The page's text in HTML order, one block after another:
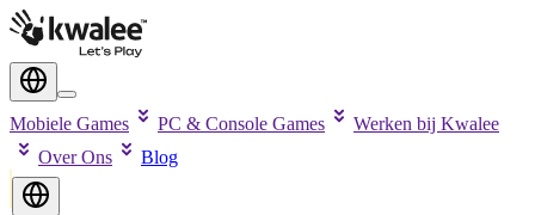
Mobiele Games PC & Console Games
Werken bij Kwalee
Over Ons
Blog